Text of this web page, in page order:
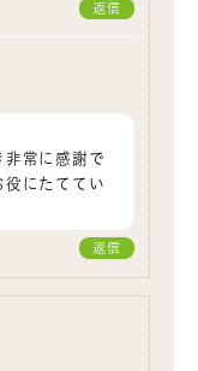
返信
非常に感謝で
役にたててい
返信